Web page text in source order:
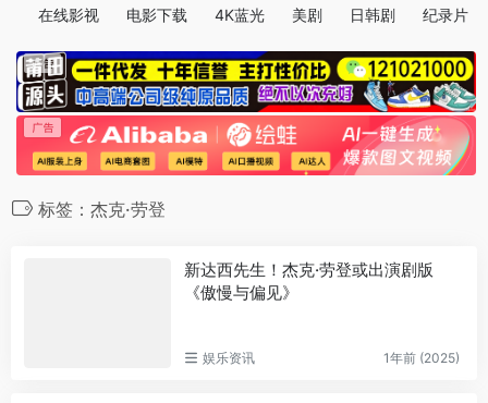
在线影视 电影下载 4K蓝光 美剧 日韩剧 纪录片
标签：杰克·劳登
新达西先生！杰克·劳登或出演剧版
《傲慢与偏见》
娱乐资讯 1年前 (2025)